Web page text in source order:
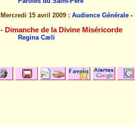
Mercredi 15 avril 2009 : Audience Générale -
- Dimanche de la Divine Miséricorde
Regina Cæli